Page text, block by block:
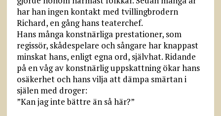
har han ingen kontakt med tvillingbrodern
Richard, en gång hans teaterchef.
Hans många konstnärliga prestationer, som
regissör, skådespelare och sångare har knappast
minskat hans, enligt egna ord, självhat. Ridande
på en våg av konstnärlig uppskattning ökar hans
osäkerhet och hans vilja att dämpa smärtan i
själen med droger:
”Kan jag inte bättre än så här?”